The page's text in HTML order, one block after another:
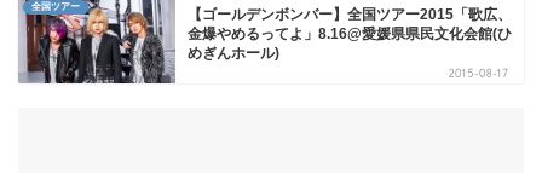
全国ツアー
【ゴールデンボンバー】全国ツアー2015「歌広、
金爆やめるってよ」8.16@愛媛県県民文化会館(ひ
めぎんホール)
2015-08-17